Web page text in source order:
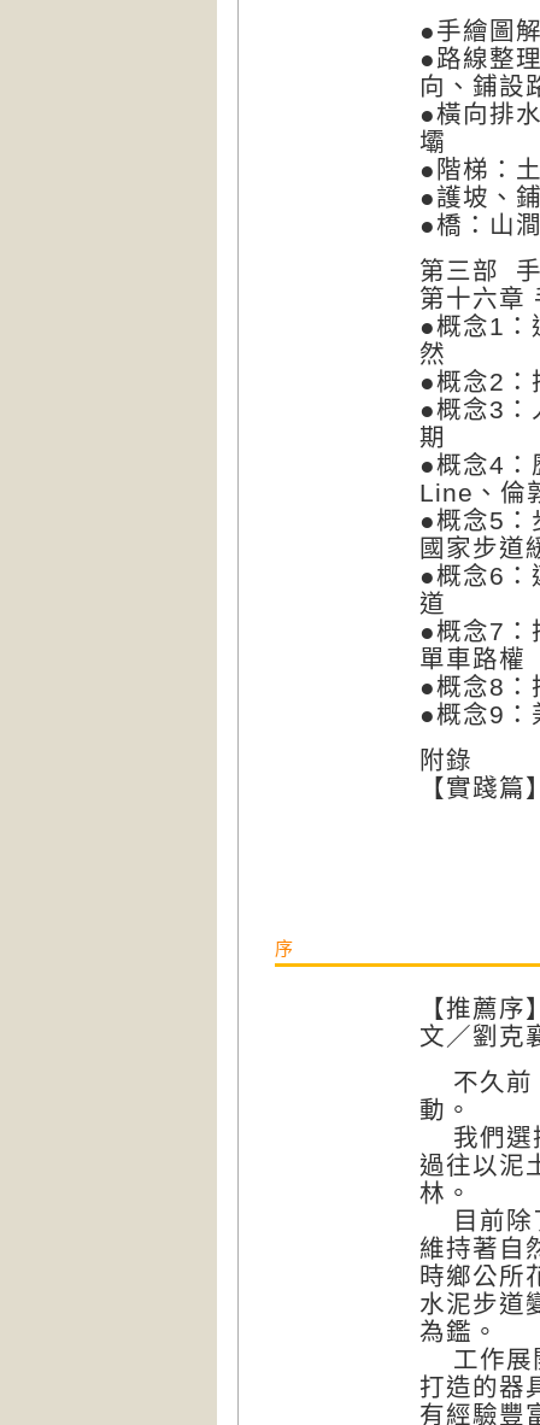
●手繪圖
●路線整
向、鋪設
●橫向排
壩
●階梯：
●護坡、
●橋：山
第三部
第十六章
●概念1：
然
●概念2：
●概念3：
期
●概念4：
Line、倫
●概念5：
國家步道
●概念6：
道
●概念7：
單車路權
●概念8：
●概念9：
附錄
【實踐
序
【推薦
文／劉克
不久前
動。
我們選
過往以泥
林。
目前除
維持著自
時鄉公所
水泥步道
為鑑。
工作展
打造的器
有經驗豐